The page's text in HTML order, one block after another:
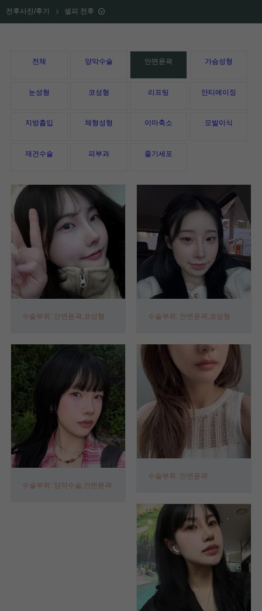
전후사진/후기 셀피 전후
전체 양악수술 안면윤곽 가슴성형
눈성형 코성형 리프팅 안티에이징
지방흡입 체형성형 이마축소 모발이식
재건수술 피부과 줄기세포
수술부위: 안면윤곽,코성형 수술부위: 안면윤곽,코성형
수술부위: 양악수술,안면윤곽
수술부위: 안면윤곽